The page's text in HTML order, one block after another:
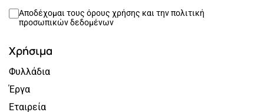
Αποδέχομαι τους όρους χρήσης και τηνπολιτική
προσωπικών δεδομένων
Χρήσιμα
Φυλλάδια
Έργα
Εταιρεία